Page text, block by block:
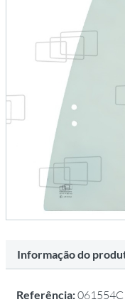
Informação do
Referência:061554C